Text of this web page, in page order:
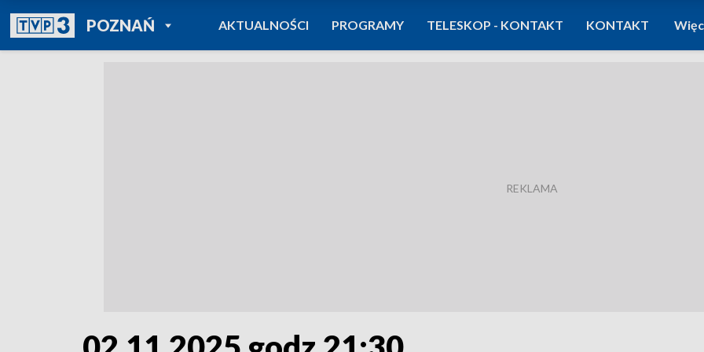
POZNAŃPOWRÓT DO
TVP REGIONY
AKTUALNOŚCI PROGRAMY TELESKOP - KONTAKT KONTAKT